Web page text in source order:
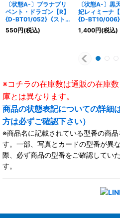
〔状態A-〕プラナプリ
ベント・ドラゴン【R】
{D-BT01/052}《ストイ
ケイア》
550円(税込)
〔状態A-〕黒
妃レィミーナ【
{D-BT10/006}
ステイツ》
1,400円(税込)
※コチラの在庫数は通販の在庫
庫とは異なります。
商品の状態表記についての詳細
方は必ずご確認下さい）
※商品名に記載されている型番の商
す。一部、写真とカードの型番が異
際、必ず商品の型番をご確認してい
す。